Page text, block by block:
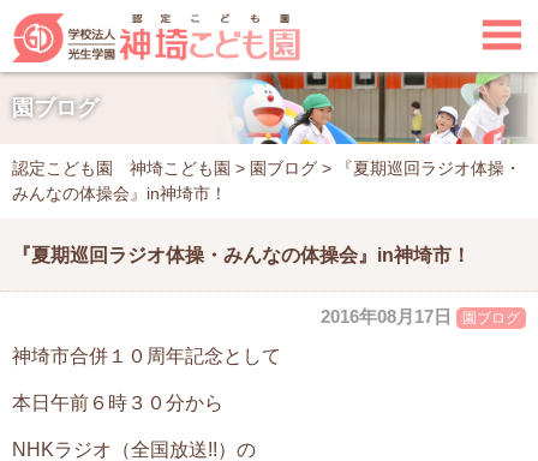

園ブログ
認定こども園 神埼こども園 > 園ブログ >
『夏期巡回ラジオ体操・
みんなの体操会』in神埼市！
『夏期巡回ラジオ体操・みんなの体操会』in神埼市！
2016年08月17日 園ブログ
神埼市合併１０周年記念として
本日午前６時３０分から
NHKラジオ（全国放送!!）の